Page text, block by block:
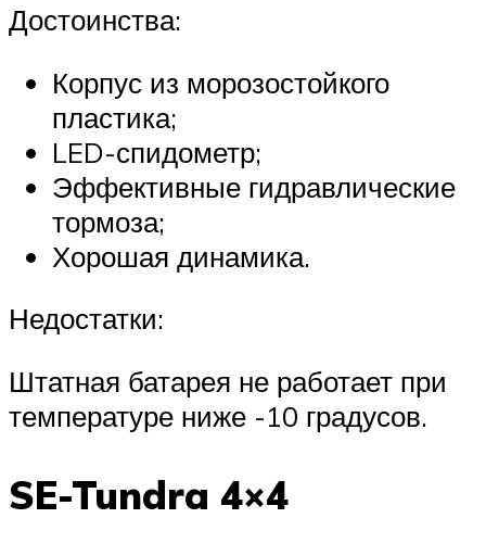
Достоинства:
Корпус из морозостойкого
пластика;
LED-спидометр;
Эффективные гидравлические
тормоза;
Хорошая динамика.
Недостатки:
Штатная батарея не работает при
температуре ниже -10 градусов.
SE-Tundra 4×4